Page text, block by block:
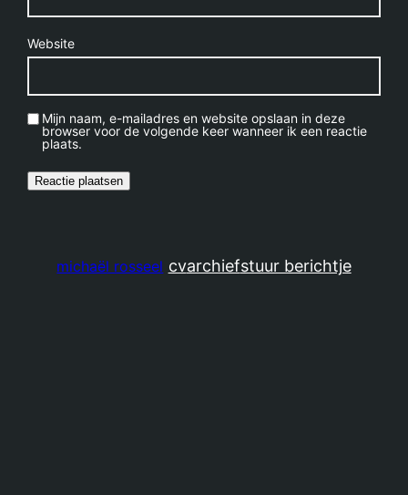
Website
Mijn naam, e-mailadres en website opslaan in deze
browser voor de volgende keer wanneer ik een reactie
plaats.
michaël rosseel cvarchiefstuur berichtje